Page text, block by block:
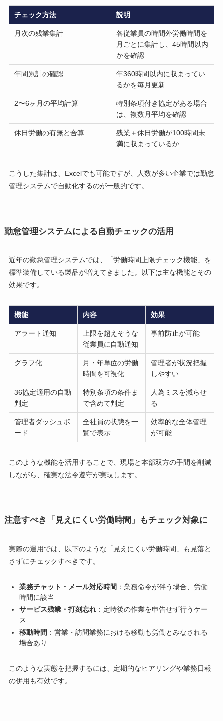
チェック方法 説明
月次の残業集計
各従業員の時間外労働時間を
月ごとに集計し、45時間以内
かを確認
年間累計の確認
年360時間以内に収まってい
るかを毎月更新
2〜6ヶ月の平均計算
特別条項付き協定がある場合
は、複数月平均を確認
休日労働の有無と合算
残業＋休日労働が100時間未
満に収まっているか
こうした集計は、Excelでも可能ですが、人数が多い企業では勤怠
管理システムで自動化するのが一般的です。
勤怠管理システムによる自動チェックの活用
近年の勤怠管理システムでは、「労働時間上限チェック機能」を
標準装備している製品が増えてきました。以下は主な機能とその
効果です。
機能 内容 効果
アラート通知
上限を超えそうな
従業員に自動通知
事前防止が可能
グラフ化
月・年単位の労働
時間を可視化
管理者が状況把握
しやすい
36協定適用の自動
判定
特別条項の条件ま
で含めて判定
人為ミスを減らせ
る
管理者ダッシュボ
ード
全社員の状態を一
覧で表示
効率的な全体管理
が可能
このような機能を活用することで、現場と本部双方の手間を削減
しながら、確実な法令遵守が実現します。
注意すべき「見えにくい労働時間」もチェック対象に
実際の運用では、以下のような「見えにくい労働時間」も見落と
さずにチェックすべきです。
業務チャット・メール対応時間 ：業務命令が伴う場合、労働
時間に該当
サービス残業・打刻忘れ：定時後の作業を申告せず行うケー
ス
移動時間 ：営業・訪問業務における移動も労働とみなされる
場合あり
このような実態を把握するには、定期的なヒアリングや業務日報
の併用も有効です。